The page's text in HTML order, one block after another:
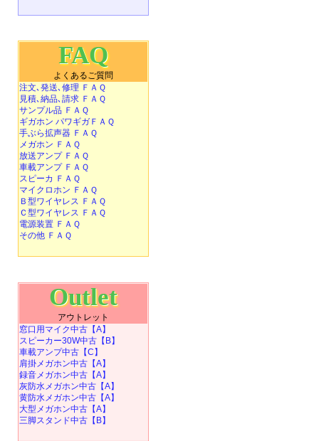
FAQ
よくあるご質問
注文､発送､修理 ＦＡＱ
見積､納品､請求 ＦＡＱ
サンプル品 ＦＡＱ
ギガホン パワギガＦＡＱ
手ぶら拡声器 ＦＡＱ
メガホン ＦＡＱ
放送アンプ ＦＡＱ
車載アンプ ＦＡＱ
スピーカ ＦＡＱ
マイクロホン ＦＡＱ
Ｂ型ワイヤレス ＦＡＱ
Ｃ型ワイヤレス ＦＡＱ
電源装置 ＦＡＱ
その他 ＦＡＱ
Outlet
アウトレット
窓口用マイク中古【A】
スピーカー30W中古【B】
車載アンプ中古【C】
肩掛メガホン中古【A】
録音メガホン中古【A】
灰防水メガホン中古【A】
黄防水メガホン中古【A】
大型メガホン中古【A】
三脚スタンド中古【B】